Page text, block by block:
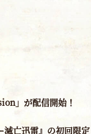
」が配信開始！
亡迅雷』の初回限定